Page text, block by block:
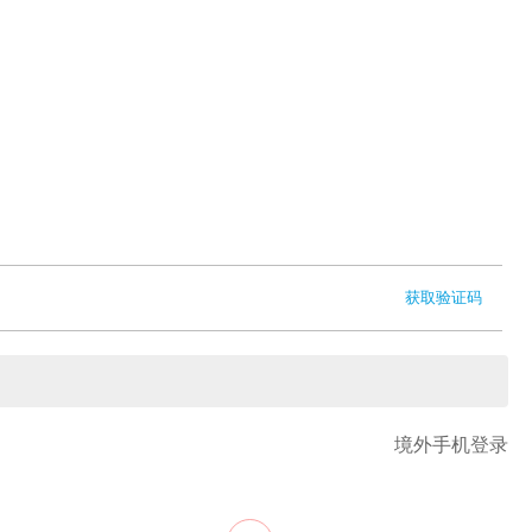
获取验证码
境外手机登录